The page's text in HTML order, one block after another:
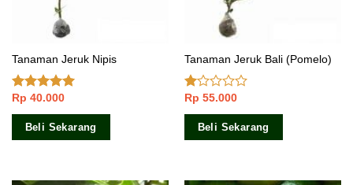
Tanaman Jeruk Nipis
Dinilai4.67
dari 5
Rp 40.000
Beli Sekarang
Tanaman Jeruk Bali (Pomelo)
Dinilai
1.00
dari
5
Rp 55.000
Beli Sekarang